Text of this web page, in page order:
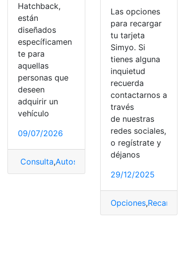
Hatchback,
están
diseñados
específicamen
te para
aquellas
personas que
deseen
adquirir un
vehículo
09/07/2026
Consulta,Autos hatchback,Mejores
Las opciones
para recargar
tu tarjeta
Simyo. Si
tienes alguna
inquietud
recuerda
contactarnos a
través
de nuestras
redes sociales,
o regístrate y
déjanos
29/12/2025
Opciones,Recargas